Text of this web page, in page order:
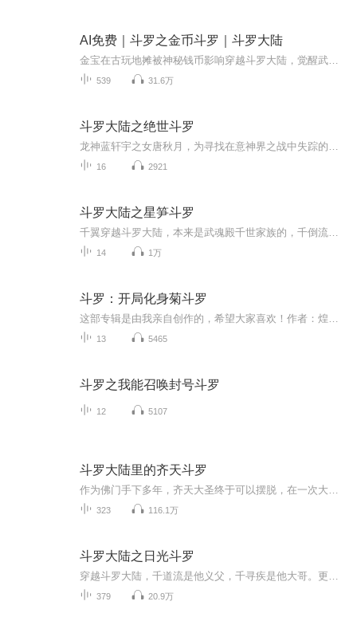
AI免费｜斗罗之金币斗罗｜斗罗大陆
539 31.6万
斗罗大陆之绝世斗罗
16 2921
斗罗大陆之星笋斗罗
14 1万
斗罗：开局化身菊斗罗
13 5465
斗罗之我能召唤封号斗罗
12 5107
斗罗大陆里的齐天斗罗
323 116.1万
斗罗大陆之日光斗罗
379 20.9万